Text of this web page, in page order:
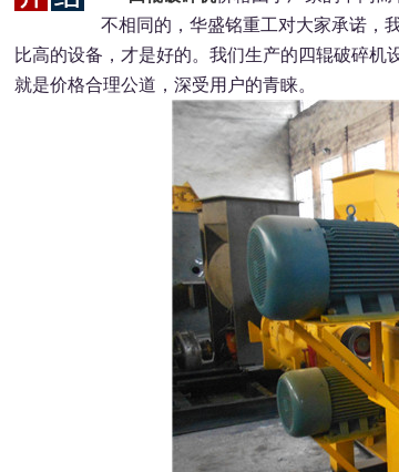
不相同的，华盛铭重工对大家承诺，
比高的设备，才是好的。我们生产的四辊破碎
就是价格合理公道，深受用户的青睐。